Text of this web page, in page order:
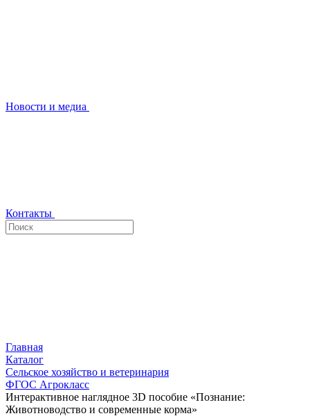
Новости и медиа
Контакты
Главная
Каталог
Сельское хозяйство и ветеринария
ФГОС Агрокласс
Интерактивное наглядное 3D пособие «Познание:
Животноводство и современные корма»